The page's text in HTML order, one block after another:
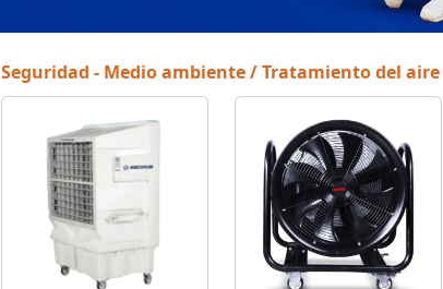
Seguridad - Medio ambiente / Tratamiento del aire